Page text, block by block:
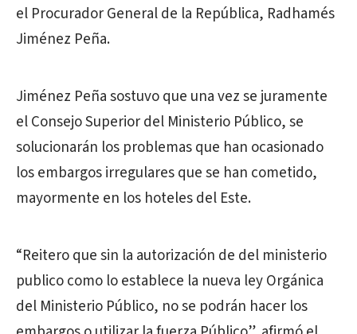
el Procurador General de la República, Radhamés
Jiménez Peña.
Jiménez Peña sostuvo que una vez se juramente
el Consejo Superior del Ministerio Público, se
solucionarán los problemas que han ocasionado
los embargos irregulares que se han cometido,
mayormente en los hoteles del Este.
“Reitero que sin la autorización de del ministerio
publico como lo establece la nueva ley Orgánica
del Ministerio Público, no se podrán hacer los